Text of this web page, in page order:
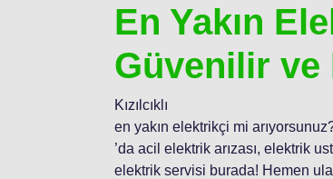
En Yakın
Güvenilir ve
Kızılcıklı
en yakın elektrikçi mi arıyorsunuz?
’da acil elektrik arızası, elektrik
elektrik servisi burada! Hemen